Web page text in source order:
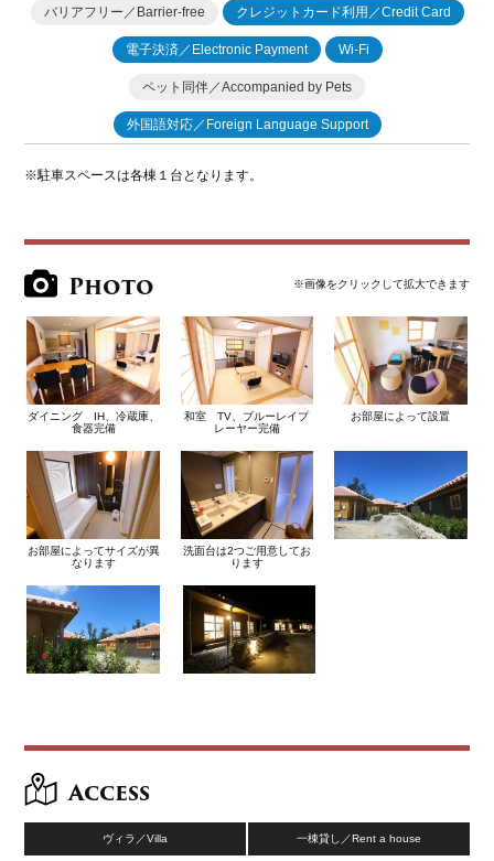
バリアフリー／Barrier-free クレジットカード利用／Credit Card
電子決済／Electronic Payment Wi-Fi
ペット同伴／Accompanied by Pets
外国語対応／Foreign Language Support
※駐車スペースは各棟１台となります。
Photo ※画像をクリックして拡大できます
ダイニング IH、冷蔵庫、
食器完備
和室 TV、ブルーレイプ
レーヤー完備
お部屋によって設置
お部屋によってサイズが異
なります
洗面台は2つご用意してお
ります
Access
ヴィラ／Villa 一棟貸し／Rent a house